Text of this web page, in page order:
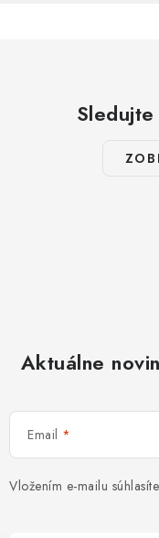
Aktuálne
Email
Vložením e-mailu